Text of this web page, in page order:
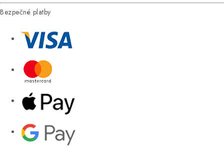
Bezpečné platby